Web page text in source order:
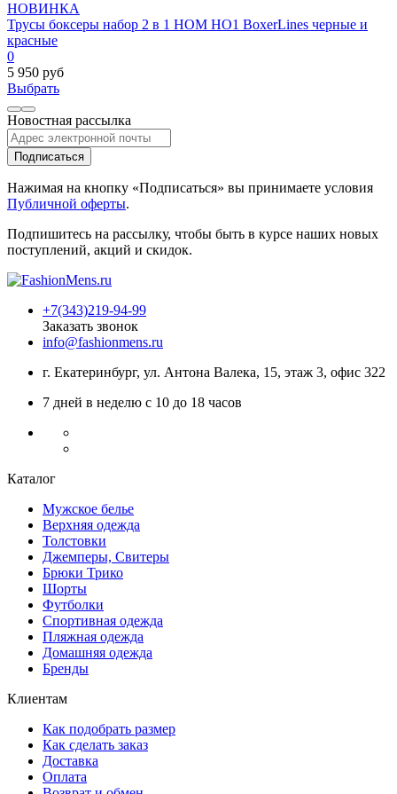
НОВИНКА
Трусы боксеры набор 2 в 1 HOM HO1 BoxerLines черные и
красные
0
5 950 руб
Выбрать
Новостная рассылка
Подписаться
Нажимая на кнопку «Подписаться» вы принимаете условия
Публичной оферты.
Подпишитесь на рассылку, чтобы быть в курсе наших новых
поступлений, акций и скидок.
+7(343)219-94-99
Заказать звонок
info@fashionmens.ru
г. Екатеринбург, ул. Антона Валека, 15, этаж 3, офис 322
7 дней в неделю с 10 до 18 часов
Каталог
Мужское белье
Верхняя одежда
Толстовки
Джемперы, Свитеры
Брюки Трико
Шорты
Футболки
Спортивная одежда
Пляжная одежда
Домашняя одежда
Бренды
Клиентам
Как подобрать размер
Как сделать заказ
Доставка
Оплата